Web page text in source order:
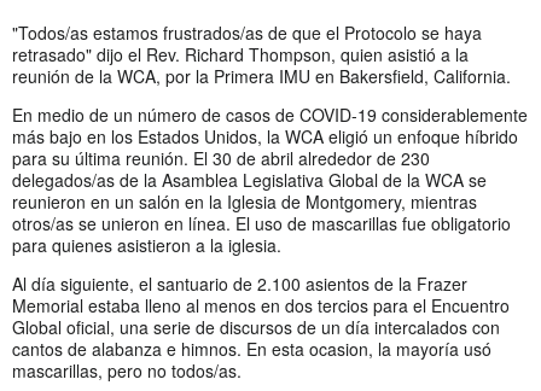
"Todos/as estamos frustrados/as de que el Protocolo se haya
retrasado" dijo el Rev. Richard Thompson, quien asistió a la
reunión de la WCA, por la Primera IMU en Bakersfield, California.
En medio de un número de casos de COVID-19 considerablemente
más bajo en los Estados Unidos, la WCA eligió un enfoque híbrido
para su última reunión. El 30 de abril alrededor de 230
delegados/as de la Asamblea Legislativa Global de la WCA se
reunieron en un salón en la Iglesia de Montgomery, mientras
otros/as se unieron en línea. El uso de mascarillas fue obligatorio
para quienes asistieron a la iglesia.
Al día siguiente, el santuario de 2.100 asientos de la Frazer
Memorial estaba lleno al menos en dos tercios para el Encuentro
Global oficial, una serie de discursos de un día intercalados con
cantos de alabanza e himnos. En esta ocasion, la mayoría usó
mascarillas, pero no todos/as.